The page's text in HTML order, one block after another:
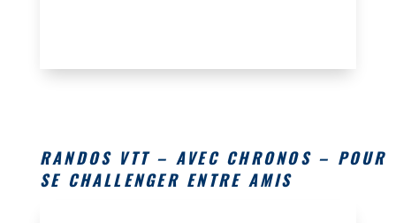
RANDOS VTT – AVEC CHRONOS – POUR
SE CHALLENGER ENTRE AMIS